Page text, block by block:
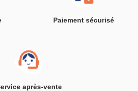
Paiement sécurisé
après-vente